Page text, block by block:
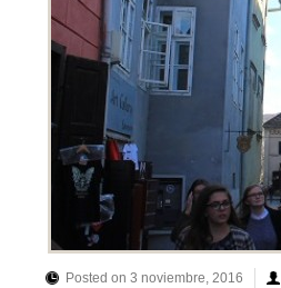
Posted on 3 noviembre, 2016